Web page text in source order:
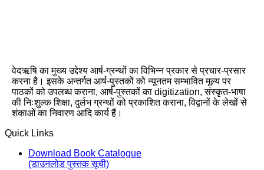
वेदऋषि का मुख्य उद्देश्य आर्ष-ग्रन्थों का विभिन्न प्रकार से प्रचार-प्रसार
करना है। इसके अन्तर्गत आर्ष-पुस्तकों को न्यूनतम सम्भावित मूल्य पर
पाठकों को उपलब्ध कराना, आर्ष-पुस्तकों का digitization, संस्कृत-भाषा
की निःशुल्क शिक्षा, दुर्लभ ग्रन्थों को प्रकाशित कराना, विद्वानों के लेखों से
शंकाओं का निवारण आदि कार्य हैं।
Quick Links
Download Book Catalogue
(डाउनलोड पुस्तक सूची)